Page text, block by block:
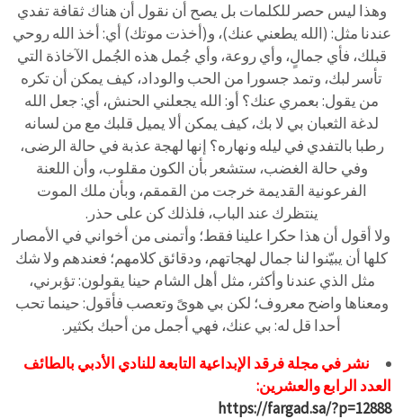
وهذا ليس حصر للكلمات بل يصح أن نقول أن هناك ثقافة تفدي
عندنا مثل: (الله يطعني عنك)، و(أخذت موتك) أي: أخذ الله روحي
قبلك، فأي جمالٍ، وأي روعة، وأي جُمل هذه الجُمل الآخاذة التي
تأسر لبك، وتمد جسورا من الحب والوداد، كيف يمكن أن تكره
من يقول: بعمري عنك؟ أو: الله يجعلني الحنش، أي: جعل الله
لدغة الثعبان بي لا بك، كيف يمكن ألا يميل قلبك مع من لسانه
رطبا بالتفدي في ليله ونهاره؟ إنها لهجة عذبة في حالة الرضى،
وفي حالة الغضب، ستشعر بأن الكون مقلوب، وأن اللعنة
الفرعونية القديمة خرجت من القمقم، وبأن ملك الموت
ينتظرك عند الباب، فلذلك كن على حذر.
ولا أقول أن هذا حكرا علينا فقط؛ وأتمنى من أخواني في الأمصار
كلها أن يبيّنوا لنا جمال لهجاتهم، ودقائق كلامهم؛ فعندهم ولا شك
مثل الذي عندنا وأكثر، مثل أهل الشام حينا يقولون: تؤبرني،
ومعناها واضح معروف؛ لكن بي هوىً وتعصب فأقول: حينما تحب
أحدا قل له: بي عنك، فهي أجمل من أحبك بكثير.
نشر في مجلة فرقد الإبداعية التابعة للنادي الأدبي بالطائف
العدد الرابع والعشرين:
https://fargad.sa/?p=12888